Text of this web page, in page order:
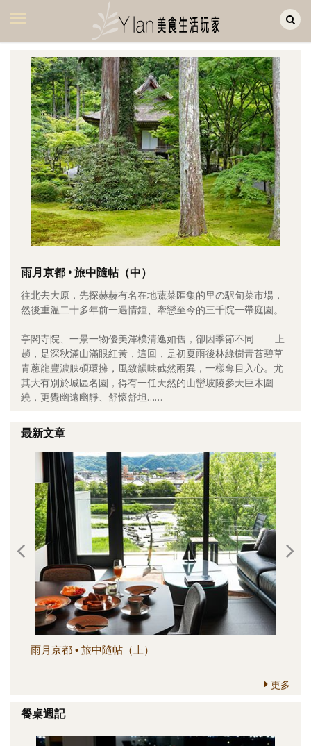
美食集
美飲集
廚房集
旅遊集
旅遊美食集
生活風
書房集
日記簿
餐桌週記
享樂隨手拍
影音區
創意出版服務
關於Yilan
個人著作
活動實況記錄
媒體報導一覽
合作與代言
訂閱電子報
雨月京都 • 旅中隨帖（中）
往北去大原，先探赫赫有名在地蔬菜匯集的里の駅旬菜市場，
然後重溫二十多年前一遇情鍾、牽戀至今的三千院一帶庭園。
亭閣寺院、一景一物優美渾樸清逸如舊，卻因季節不同——上
趟，是深秋滿山滿眼紅黃，這回，是初夏雨後林綠樹青苔碧草
青蔥龍豐濃腴碩環擁，風致韻味截然兩異，一樣奪目入心。尤
其大有別於城區名園，得有一任天然的山巒坡陵參天巨木圍
繞，更覺幽遠幽靜、舒懷舒坦……
最新文章
雨月京都 • 旅中隨帖（上）
更多
餐桌週記